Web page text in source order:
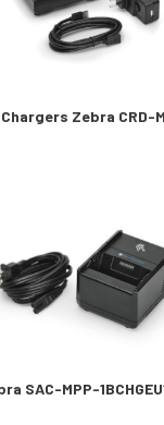
Zebra CRD-
SAC-MPP-